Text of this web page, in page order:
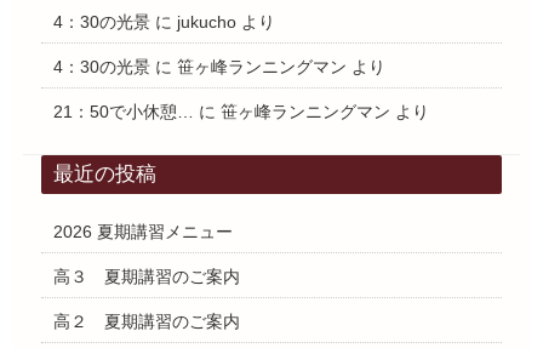
4：30の光景に jukuchoより
4：30の光景に 笹ヶ峰ランニングマン より
21：50で小休憩… に 笹ヶ峰ランニングマン より
最近の投稿
2026 夏期講習メニュー
高３ 夏期講習のご案内
高２ 夏期講習のご案内